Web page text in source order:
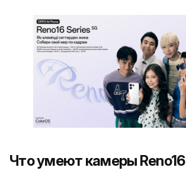
Что умеют камеры Reno16